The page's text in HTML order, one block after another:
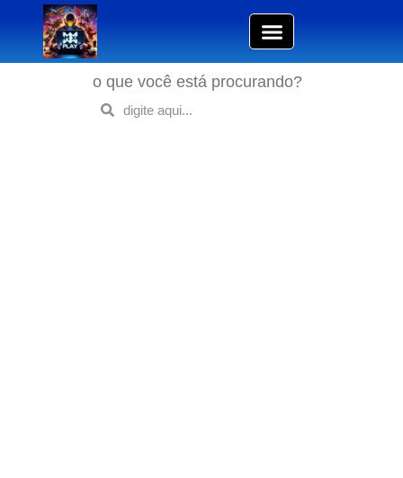
o que você está procurando?